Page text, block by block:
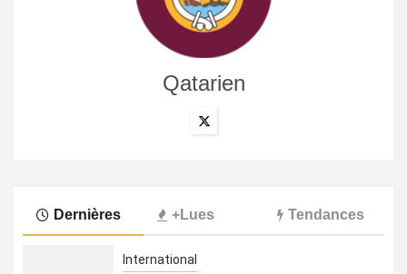
Qatarien
Dernières +Lues Tendances
International